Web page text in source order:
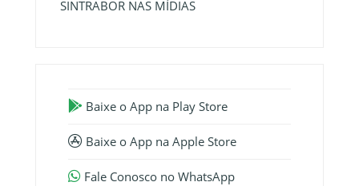
SINTRABOR NAS MÍDIAS
Baixe o App na Play Store
Baixe o App na Apple Store
Fale Conosco no WhatsApp